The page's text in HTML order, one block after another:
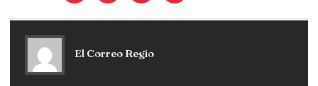
El Correo Regio